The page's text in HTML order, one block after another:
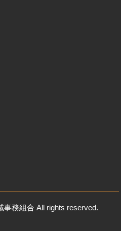
務組合 All rights reserved.